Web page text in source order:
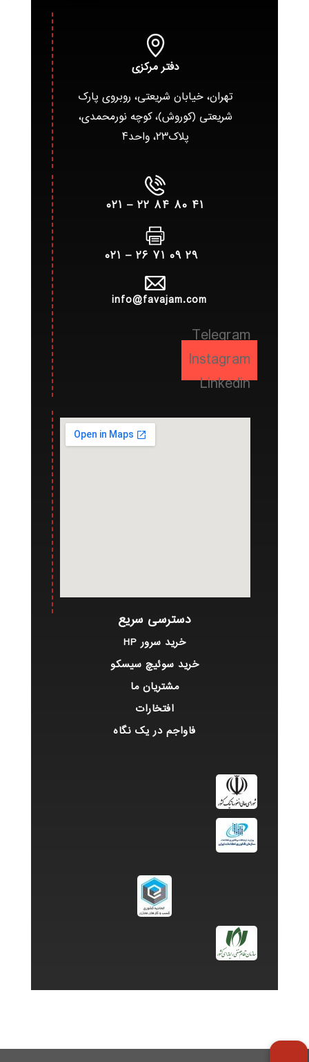
دفتر مرکزی
تهران، خیابان شریعتی، روبروی پارک
شریعتی (کوروش)، کوچه نورمحمدی،
پلاک۲۳، واحد۴
۴۱ ۸۰ ۸۴ ۲۲ – ۰۲۱
۲۹ ۰۹ ۷۱ ۲۶ – ۰۲۱
info@favajam.com
Telegram
Instagram
Linkedin
دسترسی سریع
خرید سرور HP
خرید سوئیچ سیسکو
مشتریان ما
افتخارات
فاواجم در یک نگاه